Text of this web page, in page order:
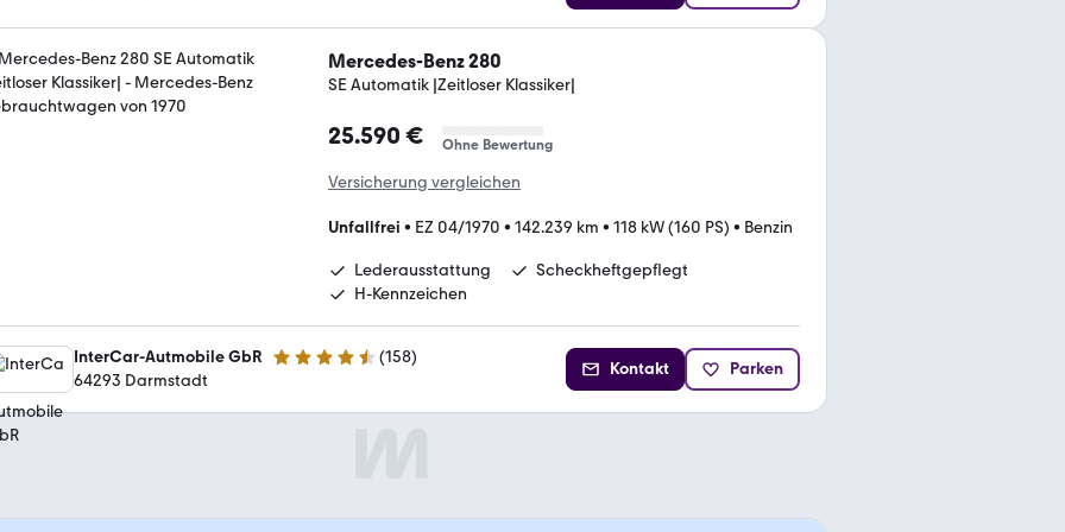
Mercedes-Benz 280
SE Automatik |Zeitloser Klassiker|
25.590 € Ohne Bewertung
Versicherung vergleichen
Unfallfrei • EZ 04/1970 • 142.239 km • 118 kW (160 PS) • Benzin
Lederausstattung
Scheckheftgepflegt
H-Kennzeichen
InterCar-Autmobile GbR 4.6 Sterne (158)
64293 Darmstadt
Kontakt Parken